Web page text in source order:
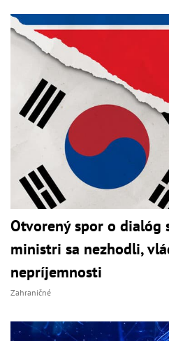
Otvorený spor o dialóg
ministri sa nezhodli,
nepríjemnosti
Zahraničné